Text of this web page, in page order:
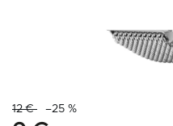
12 € –25 %